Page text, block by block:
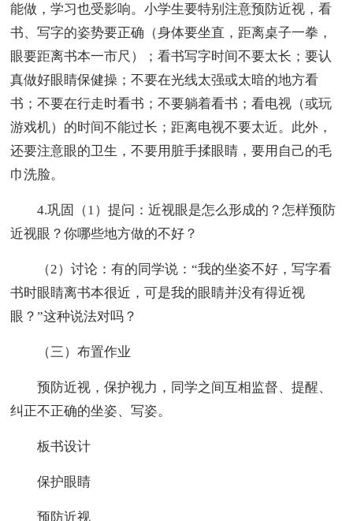
能做，学习也受影响。小学生要特别注意预防近视，看
书、写字的姿势要正确（身体要坐直，距离桌子一拳，
眼要距离书本一市尺）；看书写字时间不要太长；要认
真做好眼睛保健操；不要在光线太强或太暗的地方看
书；不要在行走时看书；不要躺着看书；看电视（或玩
游戏机）的时间不能过长；距离电视不要太近。此外，
还要注意眼的卫生，不要用脏手揉眼睛，要用自己的毛
巾洗脸。
4.巩固（1）提问：近视眼是怎么形成的？怎样预防
近视眼？你哪些地方做的不好？
（2）讨论：有的同学说：“我的坐姿不好，写字看
书时眼睛离书本很近，可是我的眼睛并没有得近视
眼？”这种说法对吗？
（三）布置作业
预防近视，保护视力，同学之间互相监督、提醒、
纠正不正确的坐姿、写姿。
板书设计
保护眼睛
预防近视